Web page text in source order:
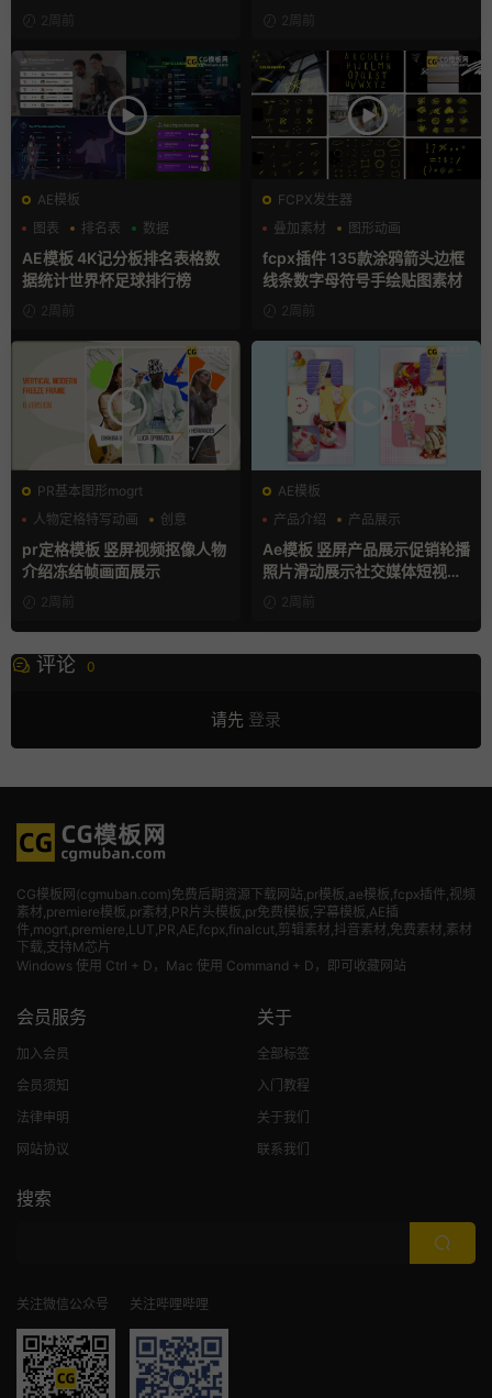
2周前 2周前
AE模板
图表
排名表 数据
AE模板 4K记分板排名表格数
据统计世界杯足球排行榜
2周前
FCPX发生器
叠加素材
图形动画
手绘风
fcpx插件 135款涂鸦箭头边框
线条数字母符号手绘贴图素材
2周前
PR基本图形mogrt
人物定格特写动画
创意
动态海报
pr定格模板 竖屏视频抠像人物
介绍冻结帧画面展示
2周前
AE模板
产品介绍
产品展示
卡通模板
Ae模板 竖屏产品展示促销轮播
照片滑动展示社交媒体短视频
片头2周前
评论 0
请先 登录
CG模板网(cgmuban.com)免费后期资源下载网站,pr模板,ae模板,fcpx插件,视频
素材 ,premiere模板,pr素材,PR片头模板,pr免费模板,字幕模板,AE插
件,mogrt,premiere,LUT,PR,AE,fcpx,finalcut,剪辑素材,抖音素材,免费素材,素材
下载,支持M芯片
Windows 使用 Ctrl + D，Mac 使用 Command + D，即可收藏网站
会员服务
加入会员
会员须知
法律申明
网站协议
关于
全部标签
入门教程
关于我们
联系我们
搜索
关注微信公众号 关注哔哩哔哩